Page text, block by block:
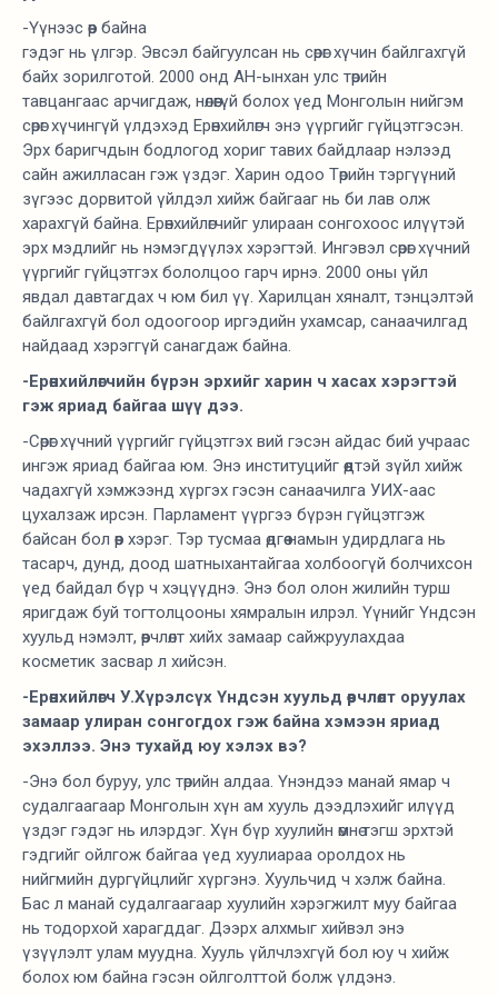
-Үүнээс өөр байна
гэдэг нь үлгэр. Эвсэл байгуулсан нь сөрөг хүчин байлгахгүй
байх зорилготой. 2000 онд АН-ынхан улс төрийн
тавцангаас арчигдаж, нөлөөгүй болох үед Монголын нийгэм
сөрөг хүчингүй үлдэхэд Ерөнхийлөгч энэ үүргийг гүйцэтгэсэн.
Эрх баригчдын бодлогод хориг тавих байдлаар нэлээд
сайн ажилласан гэж үздэг. Харин одоо Төрийн тэргүүний
зүгээс дорвитой үйлдэл хийж байгааг нь би лав олж
харахгүй байна. Ерөнхийлөгчийг улираан сонгохоос илүүтэй
эрх мэдлийг нь нэмэгдүүлэх хэрэгтэй. Ингэвэл сөрөг хүчний
үүргийг гүйцэтгэх бололцоо гарч ирнэ. 2000 оны үйл
явдал давтагдах ч юм бил үү. Харилцан хяналт, тэнцэлтэй
байлгахгүй бол одоогоор иргэдийн ухамсар, санаачилгад
найдаад хэрэггүй санагдаж байна.
-Ерөнхийлөгчийн бүрэн эрхийг харин ч хасах хэрэгтэй
гэж яриад байгаа шүү дээ.
-Сөрөг хүчний үүргийг гүйцэтгэх вий гэсэн айдас бий учраас
ингэж яриад байгаа юм. Энэ институцийг өөдтэй зүйл хийж
чадахгүй хэмжээнд хүргэх гэсэн санаачилга УИХ-аас
цухалзаж ирсэн. Парламент үүргээ бүрэн гүйцэтгэж
байсан бол өөр хэрэг. Тэр тусмаа өдгөө намын удирдлага нь
тасарч, дунд, доод шатныхантайгаа холбоогүй болчихсон
үед байдал бүр ч хэцүүднэ. Энэ бол олон жилийн турш
яригдаж буй тогтолцооны хямралын илрэл. Үүнийг Үндсэн
хуульд нэмэлт, өөрчлөлт хийх замаар сайжруулахдаа
косметик засвар л хийсэн.
-Ерөнхийлөгч У.Хүрэлсүх Үндсэн хуульд өөрчлөлт оруулах
замаар улиран сонгогдох гэж байна хэмээн яриад
эхэллээ. Энэ тухайд юу хэлэх вэ?
-Энэ бол буруу, улс төрийн алдаа. Үнэндээ манай ямар ч
судалгаагаар Монголын хүн ам хууль дээдлэхийг илүүд
үздэг гэдэг нь илэрдэг. Хүн бүр хуулийн өмнө тэгш эрхтэй
гэдгийг ойлгож байгаа үед хуулиараа оролдох нь
нийгмийн дургүйцлийг хүргэнэ. Хуульчид ч хэлж байна.
Бас л манай судалгаагаар хуулийн хэрэгжилт муу байгаа
нь тодорхой харагддаг. Дээрх алхмыг хийвэл энэ
үзүүлэлт улам муудна. Хууль үйлчлэхгүй бол юу ч хийж
болох юм байна гэсэн ойлголттой болж үлдэнэ.